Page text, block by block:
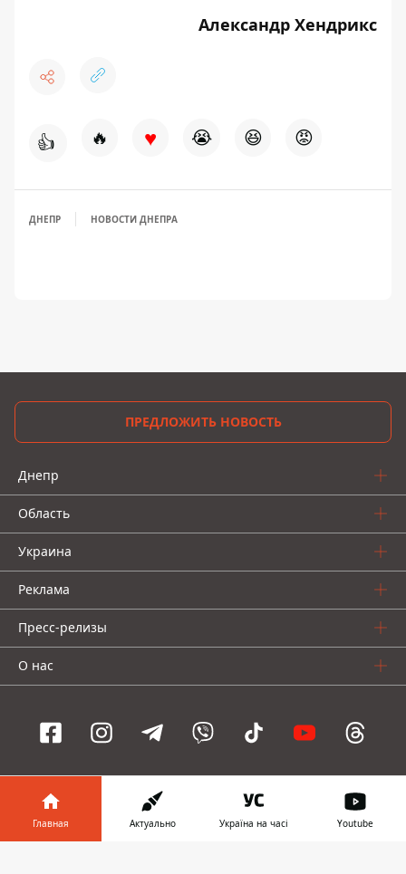
Александр Хендрикс
👍 🔥 ♥ 😭 😆 😡
ДНЕПР НОВОСТИ ДНЕПРА
ПРЕДЛОЖИТЬ НОВОСТЬ
Днепр
Область
Украина
Реклама
Пресс-релизы
О нас
Информатор проекты
Информатор
Информатор
Информатор
Главная Актуально Україна на часі Youtube